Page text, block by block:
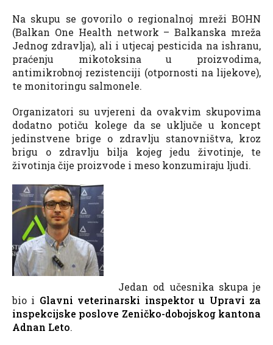
Na skupu se govorilo o regionalnoj mreži BOHN
(Balkan One Health network – Balkanska mreža
Jednog zdravlja), ali i utjecaj pesticida na ishranu,
praćenju mikotoksina u proizvodima,
antimikrobnoj rezistenciji (otpornosti na lijekove),
te monitoringu salmonele.
Organizatori su uvjereni da ovakvim skupovima
dodatno potiču kolege da se uključe u koncept
jedinstvene brige o zdravlju stanovništva, kroz
brigu o zdravlju bilja kojeg jedu životinje, te
životinja čije proizvode i meso konzumiraju ljudi.
Jedan od učesnika skupa je
bio i Glavni veterinarski inspektor u Upravi za
inspekcijske poslove Zeničko-dobojskog kantona
Adnan Leto.